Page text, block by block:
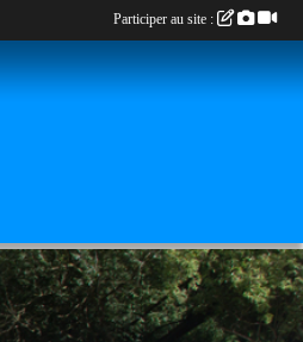
Participer au site :